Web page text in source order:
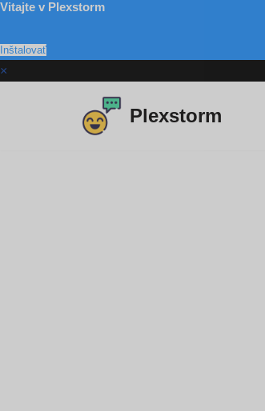
Vitajte v Plexstorm
Inštalovať
×
Plexstorm